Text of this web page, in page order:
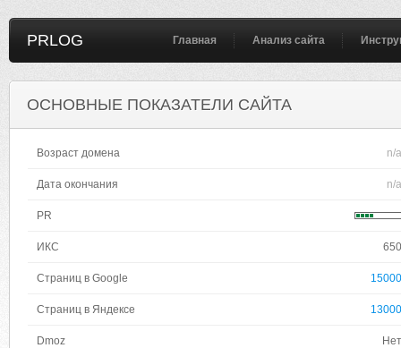
PRLOG Главная Анализ сайта
ОСНОВНЫЕ ПОКАЗАТЕЛИ САЙТА
Возраст домена n/a
Дата окончания n/a
PR
ИКС 650
Страниц в Google 15000
Страниц в Яндексе 13000
Dmoz Нет